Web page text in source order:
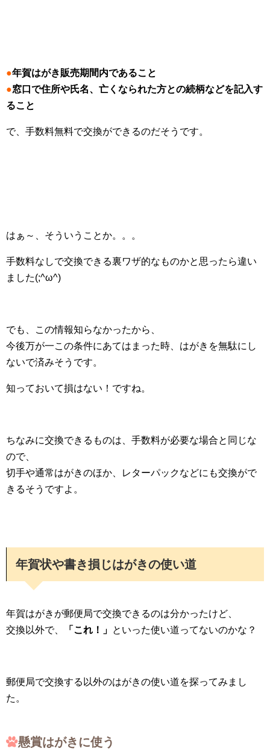
●年賀はがき販売期間内であること
●窓口で住所や氏名、亡くなられた方との続柄などを記入す
ること
で、手数料無料で交換ができるのだそうです。
はぁ～、そういうことか。。。
手数料なしで交換できる裏ワザ的なものかと思ったら違い
ました(;^ω^)
でも、この情報知らなかったから、
今後万が一この条件にあてはまった時、はがきを無駄にし
ないで済みそうです。
知っておいて損はない！ですね。
ちなみに交換できるものは、手数料が必要な場合と同じな
ので、
切手や通常はがきのほか、レターパックなどにも交換がで
きるそうですよ。
年賀状や書き損じはがきの使い道
年賀はがきが郵便局で交換できるのは分かったけど、
交換以外で、
「これ！」 といった使い道ってないのかな？
郵便局で交換する以外のはがきの使い道を探ってみまし
た。
懸賞はがきに使う